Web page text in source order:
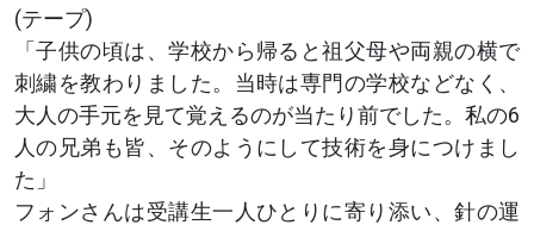
(テープ)
「子供の頃は、学校から帰ると祖父母や両親の横で
刺繍を教わりました。当時は専門の学校などなく、
大人の手元を見て覚えるのが当たり前でした。私の6
人の兄弟も皆、そのようにして技術を身につけまし
た」
フォンさんは受講生一人ひとりに寄り添い、針の運